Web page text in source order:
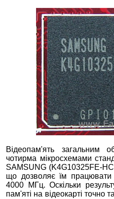
Відеопам'ять
чотирма мікросхемами
SAMSUNG (K4G10325FE-
що дозволяє їм працювати
4000 МГц. Оскільки
пам'яті на відеокарті точно